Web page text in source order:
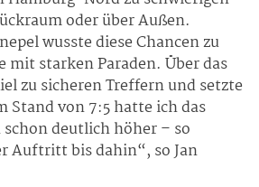
oder über Außen.
wusste diese Chancen zu
mit starken Paraden. Über das
zu sicheren Treffern und setzte
Stand von 7:5 hatte ich das
deutlich höher – so
Auftritt bis dahin“, so Jan